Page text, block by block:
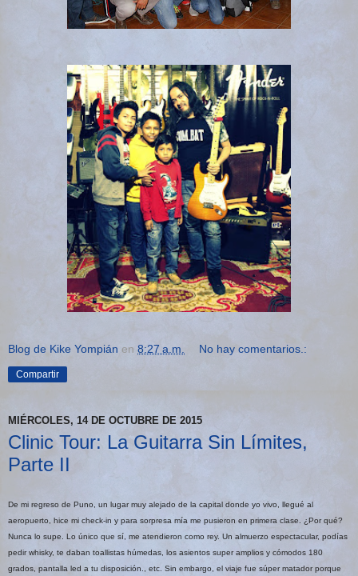
Blog de Kike Yompián en 8:27 a.m. No hay comentarios.:
Compartir
MIÉRCOLES, 14 DE OCTUBRE DE 2015
Clinic Tour: La Guitarra Sin Límites,
Parte II
De mi regreso de Puno, un lugar muy alejado de la capital donde yo vivo, llegué al
aeropuerto, hice mi check-in y para sorpresa mía me pusieron en primera clase. ¿Por qué?
Nunca lo supe. Lo único que sí, me atendieron como rey. Un almuerzo espectacular, podías
pedir whisky, te daban toallistas húmedas, los asientos super amplios y cómodos 180
grados, pantalla led a tu disposición., etc. Sin embargo, el viaje fue súper matador porque